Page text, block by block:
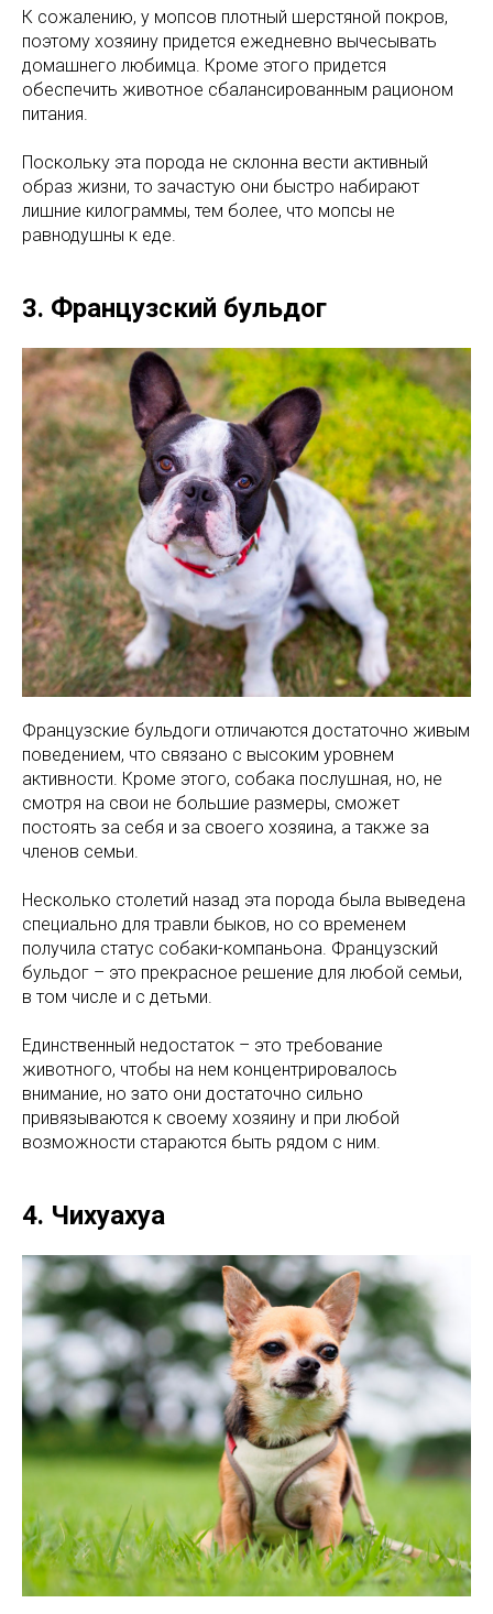
К сожалению, у мопсов плотный шерстяной покров,
поэтому хозяину придется ежедневно вычесывать
домашнего любимца. Кроме этого придется
обеспечить животное сбалансированным рационом
питания.
Поскольку эта порода не склонна вести активный
образ жизни, то зачастую они быстро набирают
лишние килограммы, тем более, что мопсы не
равнодушны к еде.
3. Французский бульдог
Французские бульдоги отличаются достаточно живым
поведением, что связано с высоким уровнем
активности. Кроме этого, собака послушная, но, не
смотря на свои не большие размеры, сможет
постоять за себя и за своего хозяина, а также за
членов семьи.
Несколько столетий назад эта порода была выведена
специально для травли быков, но со временем
получила статус собаки-компаньона. Французский
бульдог – это прекрасное решение для любой семьи,
в том числе и с детьми.
Единственный недостаток – это требование
животного, чтобы на нем концентрировалось
внимание, но зато они достаточно сильно
привязываются к своему хозяину и при любой
возможности стараются быть рядом с ним.
4. Чихуахуа